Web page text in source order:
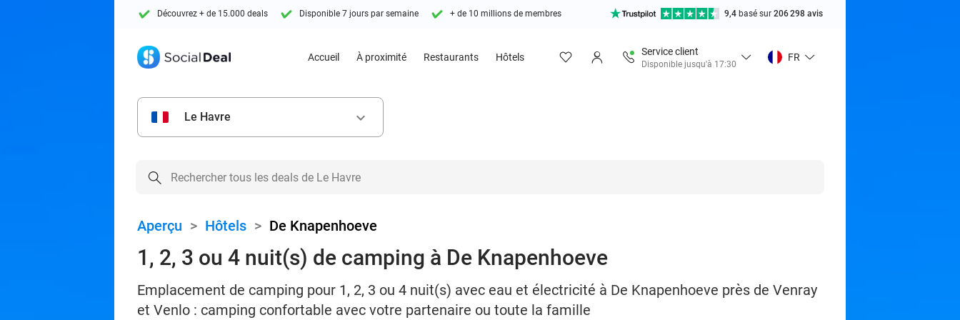
Découvrez + de 15.000 deals Disponible 7 jours par semaine + de 10 millions de membres 9,4 basé sur 206 298 avis
Accueil À proximité Restaurants Hôtels
Service client
Disponible jusqu'à 17:30
FR
Le Havre keyboard_arrow_down
Aperçu > Hôtels > De Knapenhoeve
1, 2, 3 ou 4 nuit(s) de camping à De Knapenhoeve
Emplacement de camping pour 1, 2, 3 ou 4 nuit(s) avec eau et électricité à De Knapenhoeve près de Venray
et Venlo : camping confortable avec votre partenaire ou toute la famille